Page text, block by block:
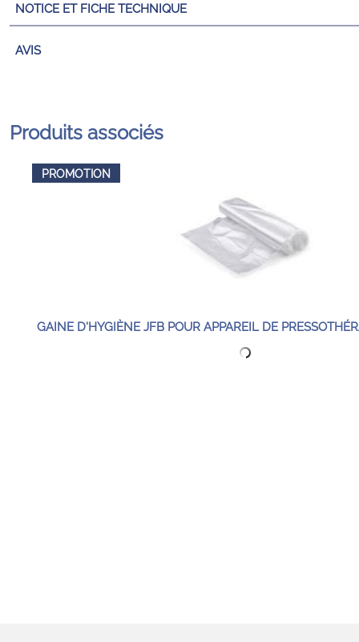
NOTICE ET FICHE TECHNIQUE
AVIS
Produits associés
PROMOTION
GAINE D'HYGIÈNE JFB POUR APPAREIL DE